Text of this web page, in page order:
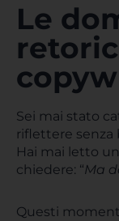
Le
Sei mai stato
riflettere senza
Hai mai letto
chiedere: “Ma
Questi